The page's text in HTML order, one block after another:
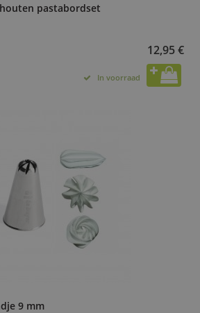
pastabordset
12,95 €
In voorraad
9 mm